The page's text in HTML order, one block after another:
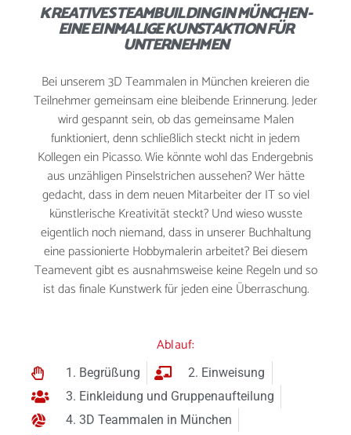
KREATIVES TEAMBUILDING IN MÜNCHEN -
EINE EINMALIGE KUNSTAKTION FÜR
UNTERNEHMEN
Bei unserem 3D Teammalen in München kreieren die
Teilnehmer gemeinsam eine bleibende Erinnerung. Jeder
wird gespannt sein, ob das gemeinsame Malen
funktioniert, denn schließlich steckt nicht in jedem
Kollegen ein Picasso. Wie könnte wohl das Endergebnis
aus unzähligen Pinselstrichen aussehen? Wer hätte
gedacht, dass in dem neuen Mitarbeiter der IT so viel
künstlerische Kreativität steckt? Und wieso wusste
eigentlich noch niemand, dass in unserer Buchhaltung
eine passionierte Hobbymalerin arbeitet? Bei diesem
Teamevent gibt es ausnahmsweise keine Regeln und so
ist das finale Kunstwerk für jeden eine Überraschung.
Ablauf:
1. Begrüßung
2. Einweisung
3. Einkleidung und Gruppenaufteilung
4. 3D Teammalen in München